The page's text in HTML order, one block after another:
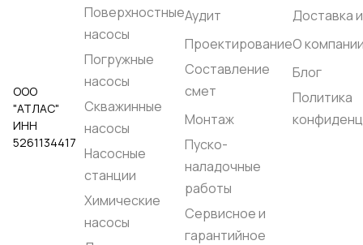
ООО
"АТЛАС"
ИНН
5261134417
Поверхностные
насосы
Погружные
насосы
Скважинные
насосы
Насосные
станции
Химические
насосы
Аудит
Проектирование
Составление
смет
Монтаж
Пуско-
наладочные
работы
Сервисное и
гарантийное
Доставка
О
Блог
Политика